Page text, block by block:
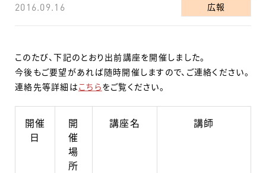
2016.09.16 広報
このたび、下記のとおり出前講座を開催しました。
今後もご要望があれば随時開催しますので、ご連絡ください。
連絡先等詳細はこちらをご覧ください。
開催
日
開
催
場
所
講座名 講師